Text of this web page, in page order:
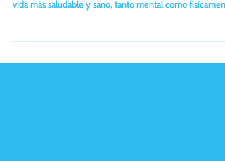
Conoce estos tips y consejos para mantener un estilo de